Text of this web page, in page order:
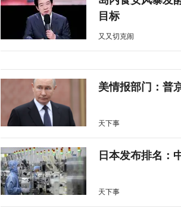
目标
又又切克闹
美情报部门：普
天下事
日本发布排名：
天下事